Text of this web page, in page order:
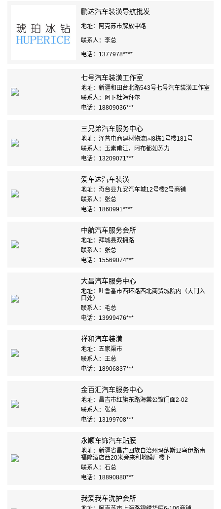
鹏达汽车装潢导航批发
地址：阿克苏市解放中路
联系人：李总
电话：1377978****
七号汽车装潢工作室
地址：新疆和田台北路543号七号汽车装潢工作室
联系人：阿卜杜海拜尔
电话：18809036***
三兄弟汽车服务中心
地址：泽普电商建材物流园8栋1号楼181号
联系人：玉素甫江，阿布都如苏力
电话：13209071***
爱车达汽车装潢
地址：奇台县九安汽车城12号楼2号商铺
联系人：张总
电话：1860991****
中航汽车服务会所
地址：拜城县双拥路
联系人：张总
电话：15569074***
大昌汽车服务中心
地址：吐鲁番市西环路西北商贸城院内（大门入
口处）
联系人：毛总
电话：13999476***
祥和汽车装潢
地址：五家渠市
联系人：王总
电话：18906837***
金百汇汽车服务中心
地址：昌吉市红旗东路海棠公馆门面2-02
联系人：张总
电话：13199708***
永顺车饰汽车贴膜
地址：新疆省昌吉回族自治州玛纳斯县乌伊路南
福隆酒店西20米旁来利地膜厂楼下
联系人：石总
电话：18890880***
我爱我车洗护会所